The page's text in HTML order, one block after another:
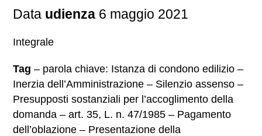
Data udienza 6 maggio 2021
Integrale
Tag – parola chiave: Istanza di condono edilizio –
Inerzia dell’Amministrazione – Silenzio assenso –
Presupposti sostanziali per l’accoglimento della
domanda – art. 35, L. n. 47/1985 – Pagamento
dell’oblazione – Presentazione della